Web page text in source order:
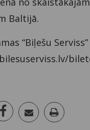
Baltijā.
“Biļešu